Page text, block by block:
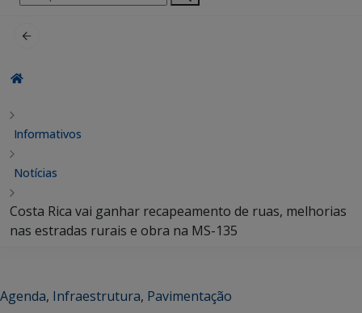
por:
Informativos
Notícias
Costa Rica vai ganhar recapeamento de ruas, melhorias
nas estradas rurais e obra na MS-135
Agenda, Infraestrutura, Pavimentação